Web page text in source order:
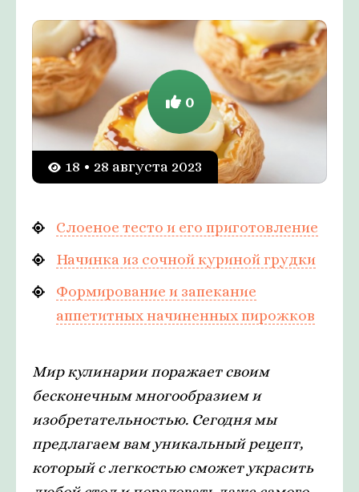
18 • 28 августа 2023
0
Слоеное тесто и его приготовление
Начинка из сочной куриной грудки
Формирование и запекание
аппетитных начиненных пирожков
Мир кулинарии поражает своим
бесконечным многообразием и
изобретательностью. Сегодня мы
предлагаем вам уникальный рецепт,
который с легкостью сможет украсить